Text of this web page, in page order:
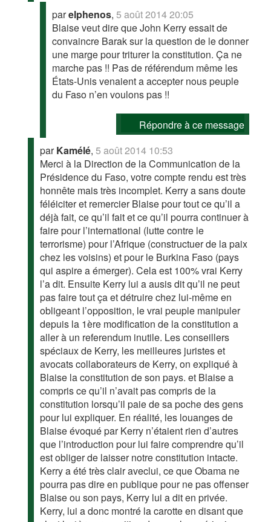
parelphenos,5 août 2014 20:05
Blaise veut dire que John Kerry essait de
convaincre Barak sur la question de le donner
une marge pour triturer la constitution. Ça ne
marche pas !! Pas de référendum même les
États-Unis venaient a accepter nous peuple
du Faso n’en voulons pas !!
Répondre à ce message
parKamélé,5 août 2014 10:53
Merci à la Direction de la Communication de la
Présidence du Faso, votre compte rendu est très
honnête mais très incomplet. Kerry a sans doute
féléiciter et remercier Blaise pour tout ce qu’il a
déjà fait, ce qu’il fait et ce qu’il pourra continuer à
faire pour l’international (lutte contre le
terrorisme) pour l’Afrique (constructuer de la paix
chez les voisins) et pour le Burkina Faso (pays
qui aspire a émerger). Cela est 100% vrai Kerry
l’a dit. Ensuite Kerry lui a ausis dit qu’il ne peut
pas faire tout ça et détruire chez lui-même en
obligeant l’opposition, le vrai peuple manipuler
depuis la 1ère modification de la constitution a
aller à un referendum inutile. Les conseillers
spéciaux de Kerry, les meilleures juristes et
avocats collaborateurs de Kerry, on expliqué à
Blaise la constitution de son pays. et Blaise a
compris ce qu’il n’avait pas compris de la
constitution lorsqu’il paie de sa poche des gens
pour lui expliquer. En réalité, les louanges de
Blaise évoqué par Kerry n’étaient rien d’autres
que l’introduction pour lui faire comprendre qu’il
est obliger de laisser notre constitution intacte.
Kerry a été très clair aveclui, ce que Obama ne
pourra pas dire en publique pour ne pas offenser
Blaise ou son pays, Kerry lui a dit en privée.
Kerry, lui a donc montré la carotte en disant que